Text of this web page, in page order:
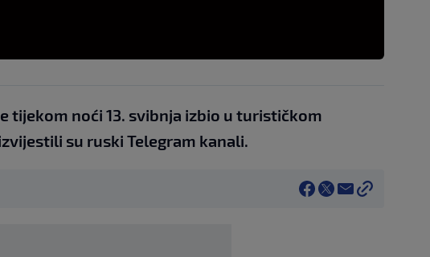
tijekom noći 13. svibnja izbio u turističkom
su ruski Telegram kanali.